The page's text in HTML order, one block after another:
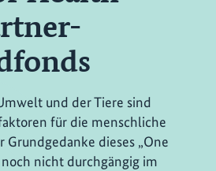
und der Tiere sind
für die menschliche
Grundgedanke dieses „One
nicht durchgängig im